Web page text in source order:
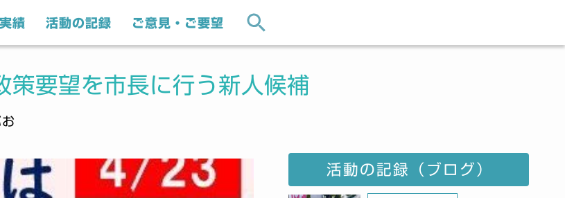
績 活動の記録 ご意見・ご要望
策要望を市長に行う新人候補
活動の記録（ブログ）